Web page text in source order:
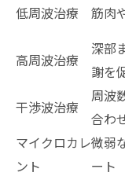
低周波治療
筋肉
高周波治療
深部
謝を
干渉波治療
周波
合わ
マイクロカレ
ント
微弱
ート